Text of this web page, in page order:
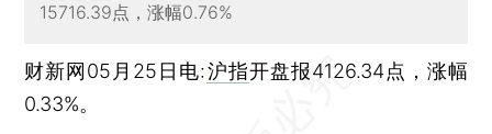
15716.39点，涨幅0.76%
财新网05月25日电:沪指开盘报4126.34点，涨幅
0.33%。